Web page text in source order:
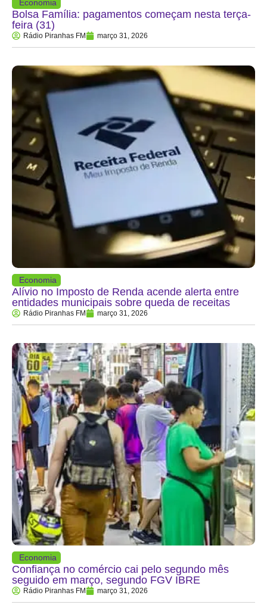
Economia
Bolsa Família: pagamentos começam nesta terça-
feira (31)
Rádio Piranhas FM março 31, 2026
Economia
Alívio no Imposto de Renda acende alerta entre
entidades municipais sobre queda de receitas
Rádio Piranhas FM março 31, 2026
Economia
Confiança no comércio cai pelo segundo mês
seguido em março, segundo FGV IBRE
Rádio Piranhas FM março 31, 2026